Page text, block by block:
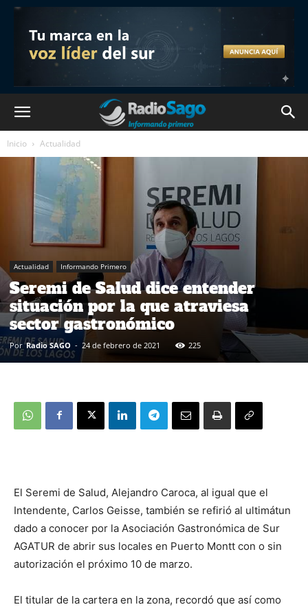
Inicio Actualidad
Actualidad Informando Primero
Seremi de Salud dice entender
situación por la que atraviesa
sector gastronómico
Por Radio SAGO - 24 de febrero de 2021 225
El Seremi de Salud, Alejandro Caroca, al igual que el
Intendente, Carlos Geisse, también se refirió al ultimátun
dado a conocer por la Asociación Gastronómica de Sur
AGATUR de abrir sus locales en Puerto Montt con o sin
autorización el próximo 10 de marzo.
El titular de la cartera en la zona, recordó que así como